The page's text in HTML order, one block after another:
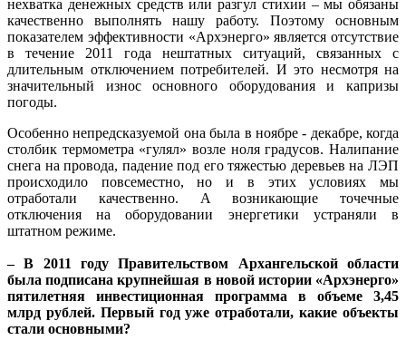
нехватка денежных средств или разгул стихии – мы обязаны
качественно выполнять нашу работу. Поэтому основным
показателем эффективности «Архэнерго» является отсутствие
в течение 2011 года нештатных ситуаций, связанных с
длительным отключением потребителей. И это несмотря на
значительный износ основного оборудования и капризы
погоды.
Особенно непредсказуемой она была в ноябре - декабре, когда
столбик термометра «гулял» возле ноля градусов. Налипание
снега на провода, падение под его тяжестью деревьев на ЛЭП
происходило повсеместно, но и в этих условиях мы
отработали качественно. А возникающие точечные
отключения на оборудовании энергетики устраняли в
штатном режиме.
– В 2011 году Правительством Архангельской области
была подписана крупнейшая в новой истории «Архэнерго»
пятилетняя инвестиционная программа в объеме 3,45
млрд рублей. Первый год уже отработали, какие объекты
стали основными?